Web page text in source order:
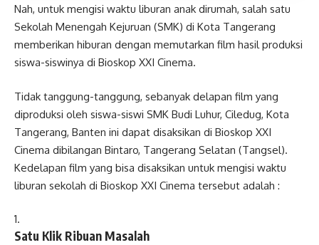
Nah, untuk mengisi waktu liburan anak dirumah, salah satu
Sekolah Menengah Kejuruan (SMK) di Kota Tangerang
memberikan hiburan dengan memutarkan film hasil produksi
siswa-siswinya di Bioskop XXI Cinema.
Tidak tanggung-tanggung, sebanyak delapan film yang
diproduksi oleh siswa-siswi SMK Budi Luhur, Ciledug, Kota
Tangerang, Banten ini dapat disaksikan di Bioskop XXI
Cinema dibilangan Bintaro, Tangerang Selatan (Tangsel).
Kedelapan film yang bisa disaksikan untuk mengisi waktu
liburan sekolah di Bioskop XXI Cinema tersebut adalah :
Satu Klik Ribuan Masalah